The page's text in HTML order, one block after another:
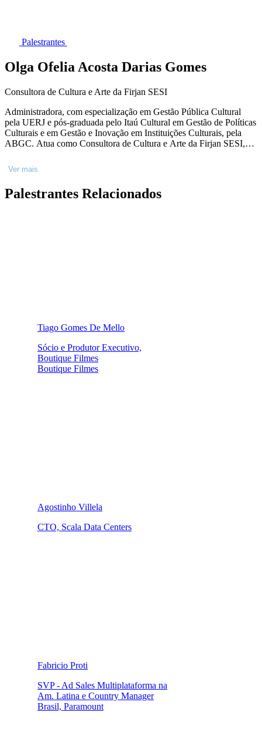
Palestrantes
Olga Ofelia Acosta Darias Gomes
Consultora de Cultura e Arte da Firjan SESI
Administradora, com especialização em Gestão Pública Cultural
pela UERJ e pós-graduada pelo Itaú Cultural em Gestão de Políticas
Culturais e em Gestão e Inovação em Instituições Culturais, pela
ABGC. Atua como Consultora de Cultura e Arte da Firjan SESI,
Cultura e Arte. Destacando a atuação no desenvolvimento do Edital
de Cultura Firjan SESI e Parcerias Institucionais, públicas e
Indústria Criativa.
Ver mais
Palestrantes Relacionados
Tiago Gomes De Mello
Sócio e Produtor Executivo,
Boutique Filmes
Boutique Filmes
Agostinho Villela
CTO, Scala Data Centers
Fabricio Proti
SVP - Ad Sales Multiplataforma na
Am. Latina e Country Manager
Brasil, Paramount